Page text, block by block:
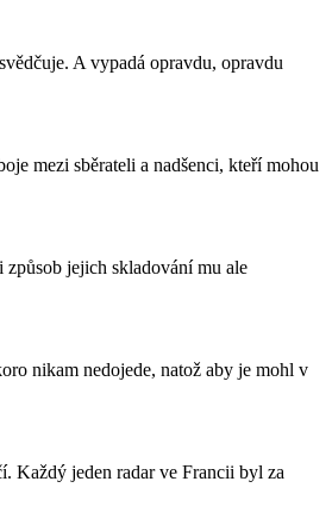
A vypadá opravdu, opravdu
mezi sběrateli a nadšenci, kteří mohou
způsob jejich skladování mu ale
nikam nedojede, natož aby je mohl v
Každý jeden radar ve Francii byl za